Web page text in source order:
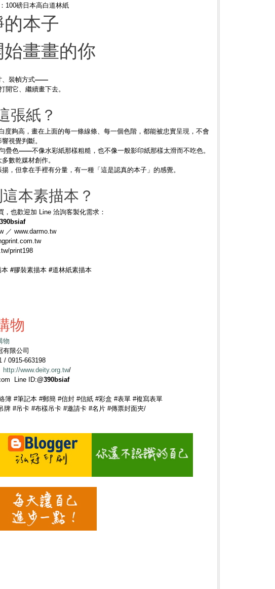
100磅日本高白道林紙
本子
畫畫的你
、裝幀方式——
開它、繼續畫下去。
張紙？
夠高，畫在上面的每一條線條、每一個色階，都能被忠實呈現，不會
視覺判斷。
疊色——不像水彩紙那樣粗糙，也不像一般影印紙那樣太滑而不吃色。
數乾媒材創作。
，但拿在手裡有分量，有一種「這是認真的本子」的感覺。
本素描本？
也歡迎加 Line 洽詢客製化需求：
／ www.darmo.tw
print198
#膠裝素描本 #道林紙素描本
物
物
有限公司
/ 0915-663198
http://www.deity.org.tw/
Line ID:@390bsiaf
簿 #筆記本 #郵簡 #信封 #信紙 #彩盒 #表單 #複寫表單
#吊卡 #布樣吊卡 #邀請卡 #名片 #傳票封面夾/